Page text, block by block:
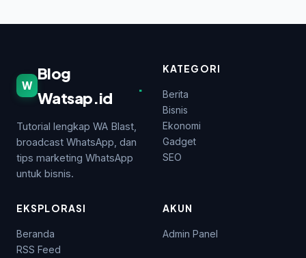
W
Blog
Watsap.id
.
Tutorial lengkap WA Blast,
broadcast WhatsApp, dan
tips marketing WhatsApp
untuk bisnis.
KATEGORI
Berita
Bisnis
Ekonomi
Gadget
SEO
EKSPLORASI
Beranda
RSS Feed
AKUN
Admin Panel